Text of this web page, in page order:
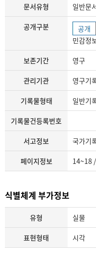
문서유형 일반문
공개구분 공개
민감정
보존기간 영구
관리기관 영구기
기록물형태 일반기
기록물건등록번호
서고정보 국가기
페이지정보 14~18
식별체계 부가정보
유형 실물
표현형태 시각